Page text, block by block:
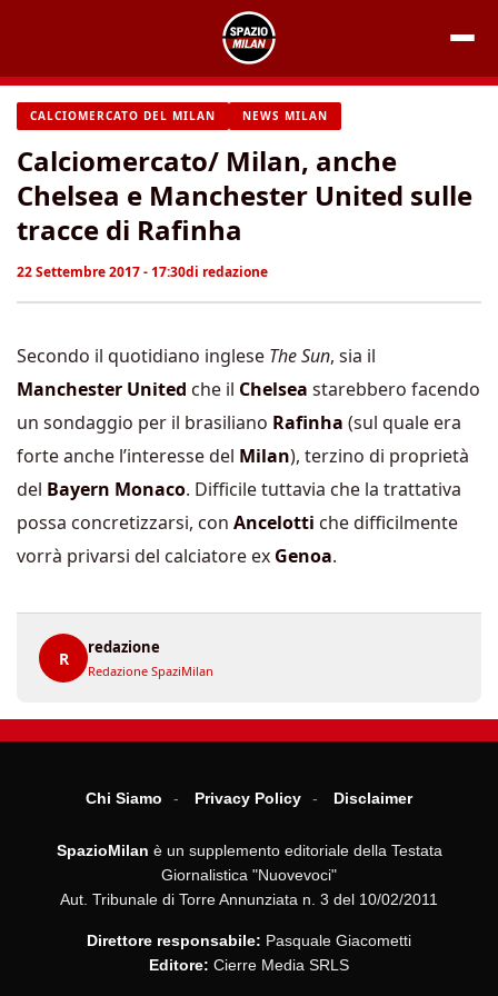
contenuto
CALCIOMERCATO DEL MILAN NEWS MILAN
Calciomercato/ Milan, anche
Chelsea e Manchester United sulle
tracce di Rafinha
22 Settembre 2017 - 17:30di redazione
Secondo il quotidiano inglese The Sun, sia il
Manchester United che il Chelsea starebbero facendo
un sondaggio per il brasiliano Rafinha (sul quale era
forte anche l’interesse del Milan), terzino di proprietà
del Bayern Monaco. Difficile tuttavia che la trattativa
possa concretizzarsi, con Ancelotti che difficilmente
vorrà privarsi del calciatore ex Genoa.
R
redazione
Redazione SpaziMilan
Chi Siamo Privacy Policy Disclaimer
SpazioMilan è un supplemento editoriale della Testata
Giornalistica "Nuovevoci"
Aut. Tribunale di Torre Annunziata n. 3 del 10/02/2011
Direttore responsabile: Pasquale Giacometti
Editore: Cierre Media SRLS